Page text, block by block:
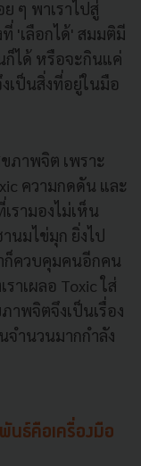
ๆ พาเราไปสู่
'เลือกได้' สมมติมี
ก็ได้ หรือจะกินแค่
เป็นสิ่งที่อยู่ในมือ
ภาพจิต เพราะ
ความกดดัน และ
รามองไม่เห็น
นมไข่มุก ยิ่งไป
ก็ควบคุมคนอีกคน
าเผลอ Toxic ใส่
าพจิตจึงเป็นเรื่อง
ำนวนมากกำลัง
นธ์คือเครื่องมือ